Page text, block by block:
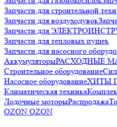
Запчасти для строительной
Запчасти для воздуходувок
Запчасти для
Запчасти для тепловых пушек
Запчасти для насосного
АккумуляторыРАСХОДНЫЕ
Строительное оборудование
Насосное оборудованиеХИТЫ
Климатическая техника
Лодочные моторыРаспродажа
OZON OZON